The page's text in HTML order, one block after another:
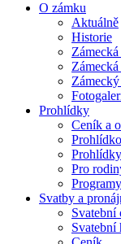
O zámku
Aktuálně
Historie
Prohlídky
Ceník a
Pro
Svatby a
Svatební
Svatební